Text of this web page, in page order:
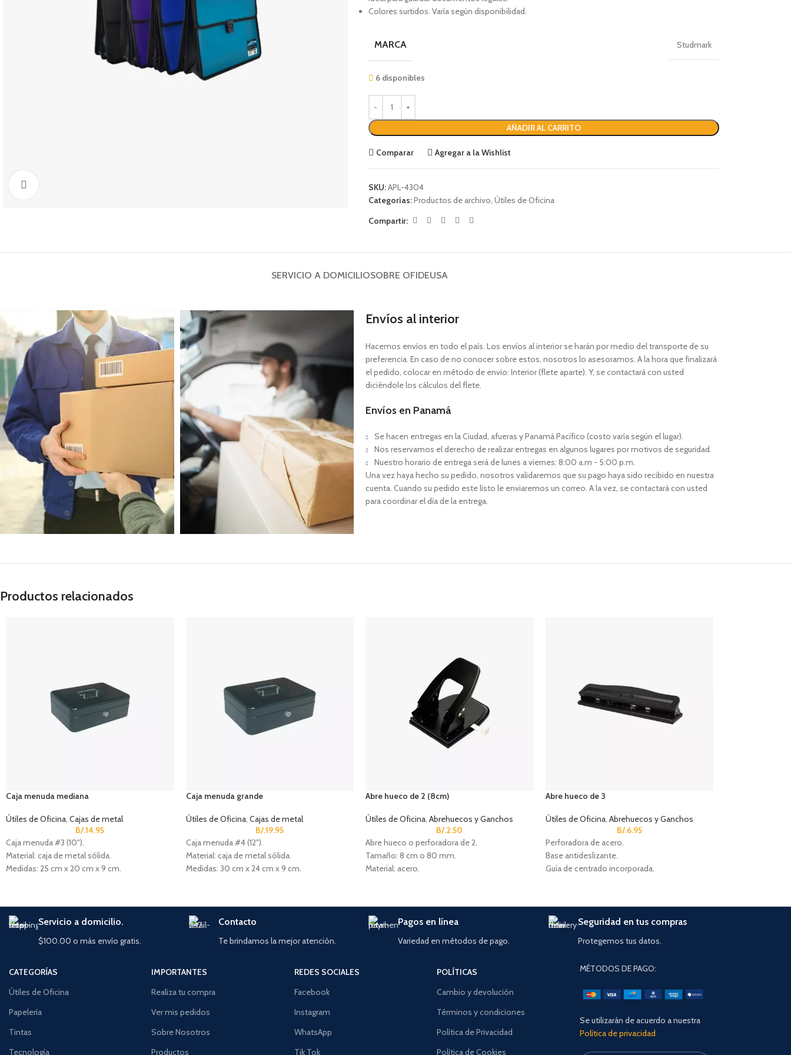
Colores surtidos. Varía según disponibilidad.
MARCA Studmark
6 disponibles
AÑADIR AL CARRITO
Comparar Agregar a la Wishlist
SKU:APL-4304
Categorías:Productos de archivo, Útiles de Oficina
Compartir:
SERVICIO A DOMICILIOSOBRE OFIDEUSA
Envíos al interior
Hacemos envíos en todo el país. Los envíos al interior se harán por medio del transporte de su
preferencia. En caso de no conocer sobre estos, nosotros lo asesoramos. A la hora que finalizará
el pedido, colocar en método de envío: Interior (flete aparte). Y, se contactará con usted
diciéndole los cálculos del flete.
Envíos en Panamá
Se hacen entregas en la Ciudad, afueras y Panamá Pacífico (costo varía según el lugar).
Nos reservamos el derecho de realizar entregas en algunos lugares por motivos de seguridad.
Nuestro horario de entrega será de lunes a viernes: 8:00 a.m - 5:00 p.m.
Una vez haya hecho su pedido, nosotros validaremos que su pago haya sido recibido en nuestra
cuenta. Cuando su pedido este listo le enviaremos un correo. A la vez, se contactará con usted
para coordinar el día de la entrega.
Productos relacionados
Caja menuda mediana
Útiles de Oficina, Cajas de metal
B/.14.95
Caja menuda #3 (10").
Material: caja de metal sólida.
Medidas: 25 cm x 20 cm x 9 cm.
Cerradura de cilindro con 2 llaves.
Caja menuda grande
Útiles de Oficina, Cajas de metal
B/.19.95
Caja menuda #4 (12").
Material: caja de metal sólida.
Medidas: 30 cm x 24 cm x 9 cm.
Cerradura de cilindro con 2 llaves.
Abre hueco de 2 (8cm)
Útiles de Oficina, Abrehuecos y Ganchos
B/.2.50
Abre hueco o perforadora de 2.
Tamaño: 8 cm o 80 mm.
Material: acero.
Abre hueco de 3
Útiles de Oficina, Abrehuecos y Ganchos
B/.6.95
Perforadora de acero.
Base antideslizante.
Guía de centrado incorporada.
No es abrasivo,
Servicio a domicilio.
$100.00 o más envío gratis.
Contacto
Te brindamos la mejor atención.
Pagos en línea
Variedad en métodos de pago.
Seguridad en tus compras
Protegemos tus datos.
CATEGORÍAS
Útiles de Oficina
Papelería
Tintas
Tecnología
IMPORTANTES
Realiza tu compra
Ver mis pedidos
Sobre Nosotros
Productos
REDES SOCIALES
Facebook
Instagram
WhatsApp
Tik Tok
POLÍTICAS
Cambio y devolución
Términos y condiciones
Política de Privacidad
Política de Cookies
MÉTODOS DE PAGO:
Se utilizarán de acuerdo a nuestra
Política de privacidad